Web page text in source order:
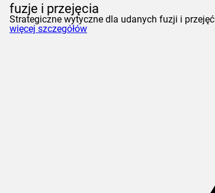
fuzje i przejęcia
Strategiczne wytyczne dla udanych fuzji i przejęć
więcej szczegółów